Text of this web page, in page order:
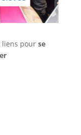
liens pour se